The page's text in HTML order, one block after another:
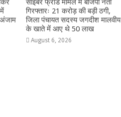
अंजाम
साइबर फ्राड मामले में बीजेपी नेता
गिरफ्तारः 21 करोड़ की बड़ी ठगी,
जिला पंचायत सदस्य जगदीश मालवीय
के खाते में आए थे 50 लाख
August 6, 2026